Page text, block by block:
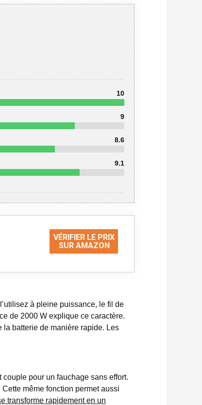
10
9
8.6
9.1
VÉRIFIER LE PRIX
SUR AMAZON
à pleine puissance, le fil de
de 2000 W explique ce caractère.
la batterie de manière rapide. Les
pour un fauchage sans effort.
même fonction permet aussi
transforme rapidement en un